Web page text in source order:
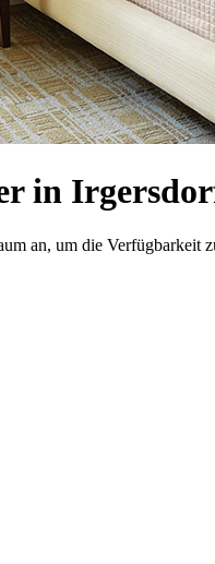
in
an, um die Verfügbarkeit